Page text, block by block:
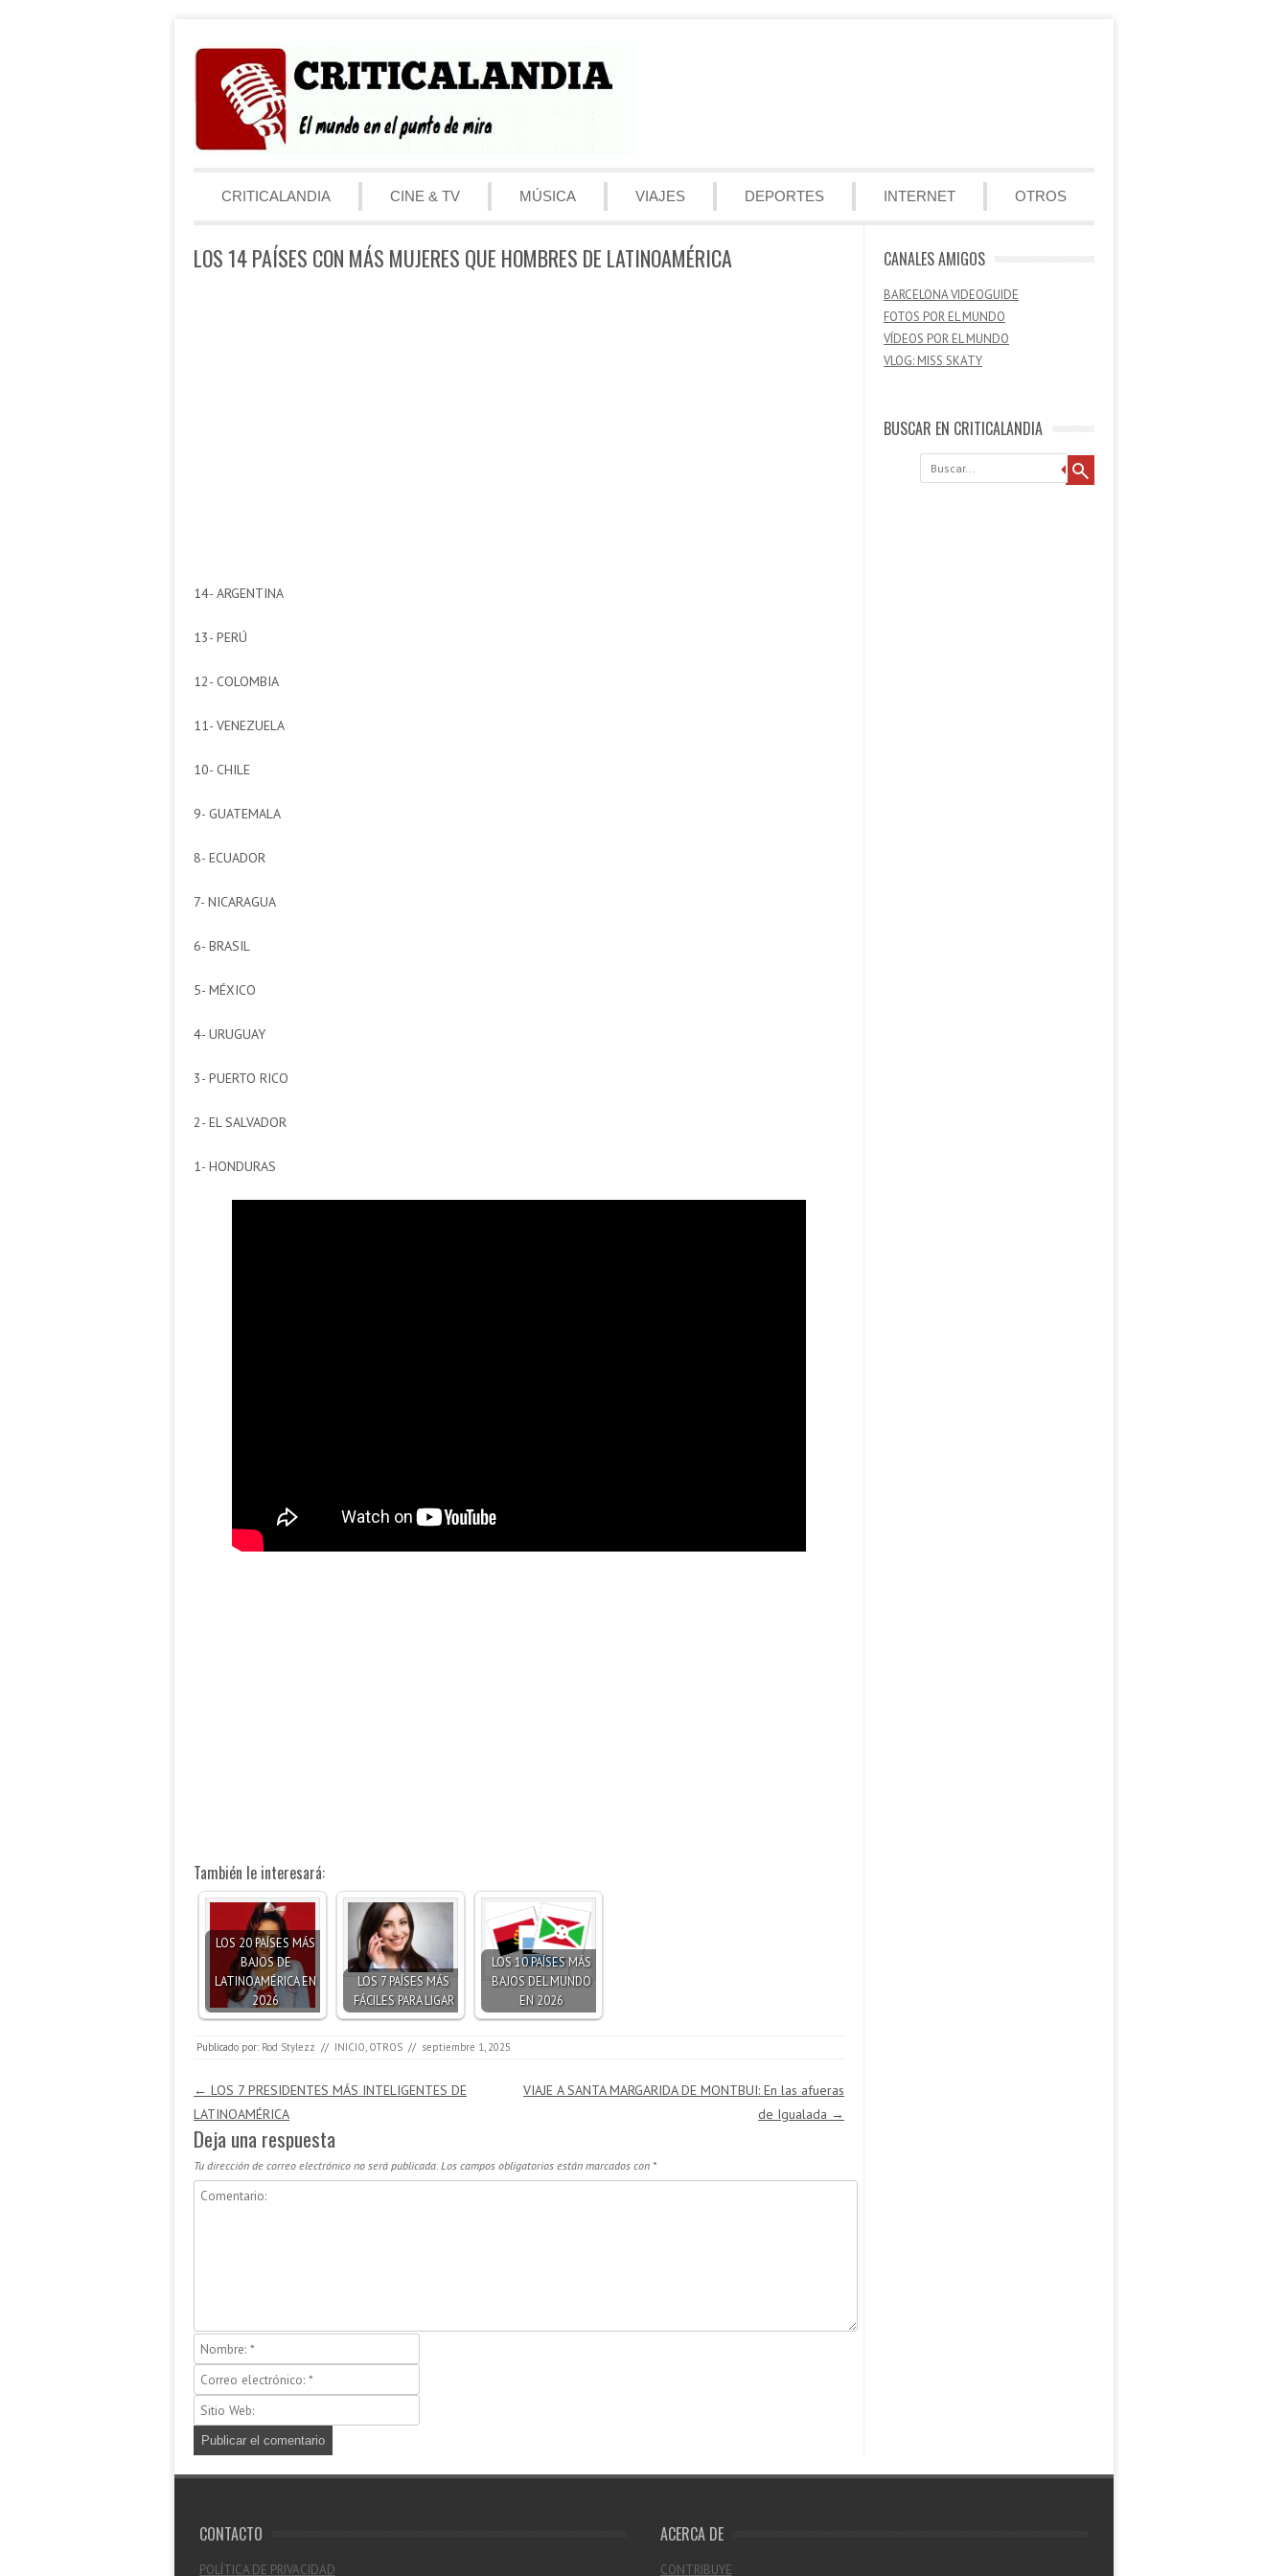
Menú
CRITICALANDIA
CINE & TV MÚSICA VIAJES DEPORTES INTERNET OTROS
LOS 14 PAÍSES CON MÁS MUJERES QUE HOMBRES DE LATINOAMÉRICA
14- ARGENTINA
13- PERÚ
12- COLOMBIA
11- VENEZUELA
10- CHILE
9- GUATEMALA
8- ECUADOR
7- NICARAGUA
6- BRASIL
5- MÉXICO
4- URUGUAY
3- PUERTO RICO
2- EL SALVADOR
1- HONDURAS
También le interesará:
LOS 20 PAÍSES MÁS
BAJOS DE
LATINOAMÉRICA EN
2026
LOS 7 PAÍSES MÁS
FÁCILES PARA LIGAR
LOS 10 PAÍSES MÁS
BAJOS DEL MUNDO
EN 2026
Publicado por: Rod Stylezz // INICIO OTROS // septiembre 1, 2025
Navegación de entradas
← LOS 7 PRESIDENTES MÁS INTELIGENTES DE
LATINOAMÉRICA
VIAJE A SANTA MARGARIDA DE MONTBUI: En las afueras
de Igualada →
Deja una respuesta
Tu dirección de correo electrónico no será publicada. Los campos obligatorios están marcados con *
CANALES AMIGOS
BARCELONA VIDEOGUIDE
FOTOS POR EL MUNDO
VÍDEOS POR EL MUNDO
VLOG: MISS SKATY
BUSCAR EN CRITICALANDIA
Buscar
CONTACTO
POLÍTICA DE PRIVACIDAD
ACERCA DE
CONTRIBUYE